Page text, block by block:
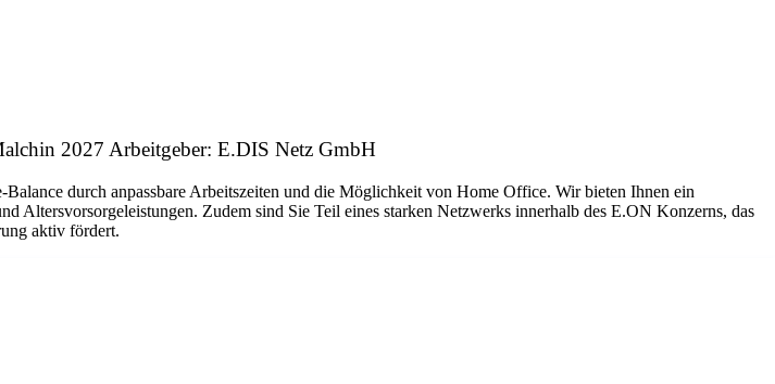
2027 Arbeitgeber: E.DIS Netz GmbH
durch anpassbare Arbeitszeiten und die Möglichkeit von Home Office. Wir bieten Ihnen ein
Altersvorsorgeleistungen. Zudem sind Sie Teil eines starken Netzwerks innerhalb des E.ON Konzerns, das
aktiv fördert.